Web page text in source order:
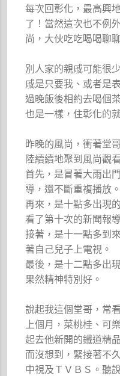
每次回彰化，最高興
了！當然這次也不例
尚，大伙吃吃喝喝聊
別人家的親戚可能很
戚是只要我、或者是
過晚飯後相約去喝個
也是一樣，住彰化的
昨晚的風尚，衝著堂
陸續續地聚到風尚觀
首先，是冒著大雨出
導，還不斷重複播放。
再來，是十點多出現
看了第十次的新聞報
接著，是十一點多到
著自己兒子上電視。
最後，是十二點多出
果然精神特別好。
說起我這個堂哥，常
上個月，菜桃桂、可
起去他新開的鐵道精
而沒想到，緊接著不
中視及ＴＶＢＳ。聽